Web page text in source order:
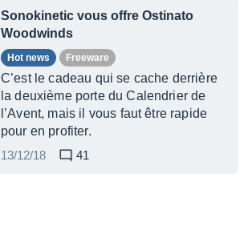
Sonokinetic vous offre Ostinato
Woodwinds
Hot news Freeware
C’est le cadeau qui se cache derrière
la deuxième porte du Calendrier de
l’Avent, mais il vous faut être rapide
pour en profiter.
13/12/18
41